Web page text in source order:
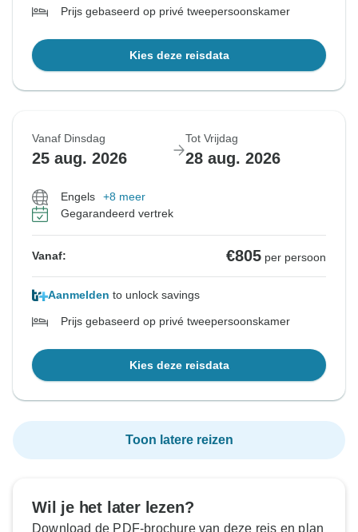
Prijs gebaseerd op privé tweepersoonskamer
Kies deze reisdata
Vanaf Dinsdag
25 aug. 2026
Tot Vrijdag
28 aug. 2026
Engels
+8 meer
Gegarandeerd vertrek
Vanaf: €805 per persoon
Aanmelden to unlock savings
Prijs gebaseerd op privé tweepersoonskamer
Kies deze reisdata
Toon latere reizen
Wil je het later lezen?
Download de PDF-brochure van deze reis en plan